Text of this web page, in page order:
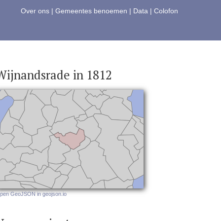
Over ons | Gemeentes benoemen | Data | Colofon
in 1812
GeoJSON in geojson.io